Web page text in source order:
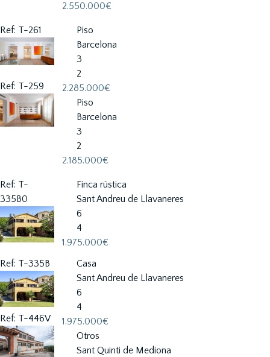
2.550.000€
Ref: T-261
Piso
Barcelona
3
2
2.285.000€
Ref: T-259
Piso
Barcelona
3
2
2.185.000€
Ref: T-
335B0
Finca rústica
Sant Andreu de Llavaneres
6
4
1.975.000€
Ref: T-335B
Casa
Sant Andreu de Llavaneres
6
4
1.975.000€
Ref: T-446V
Otros
Sant Quinti de Mediona